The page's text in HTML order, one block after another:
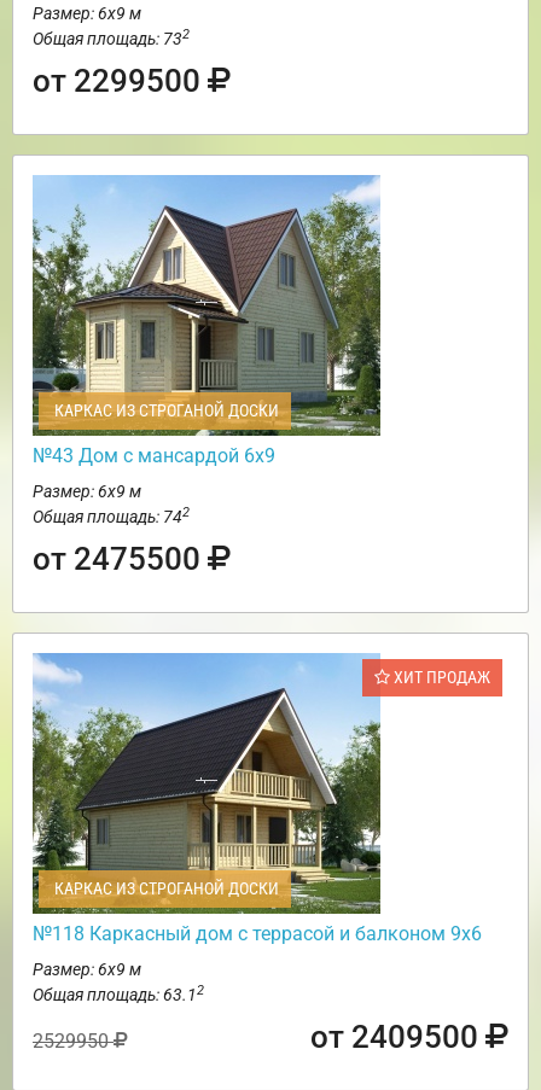
Размер: 6х9 м
Общая площадь: 732
от 2299500
КАРКАС ИЗ СТРОГАНОЙ ДОСКИ
№43 Дом с мансардой 6х9
Размер: 6х9 м
Общая площадь: 742
от 2475500
ХИТ ПРОДАЖ
КАРКАС ИЗ СТРОГАНОЙ ДОСКИ
№118 Каркасный дом с террасой и балконом 9х6
Размер: 6х9 м
Общая площадь: 63.12
2529950 от 2409500